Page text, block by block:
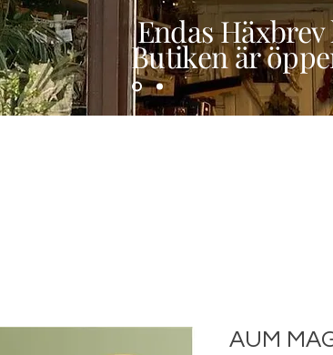
Endas
Butiken är
AUM